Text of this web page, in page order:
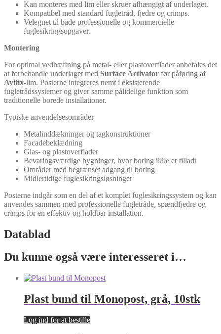
Kan monteres med lim eller skruer afhængigt af underlaget.
Kompatibel med standard fugletråd, fjedre og crimps.
Velegnet til både professionelle og kommercielle
fuglesikringsopgaver.
Montering
For optimal vedhæftning på metal- eller plastoverflader anbefales det
at forbehandle underlaget med Surface Activator før påføring af
Avifix-lim. Posterne integreres nemt i eksisterende
fugletrådssystemer og giver samme pålidelige funktion som
traditionelle borede installationer.
Typiske anvendelsesområder
Metalinddækninger og tagkonstruktioner
Facadebeklædning
Glas- og plastoverflader
Bevaringsværdige bygninger, hvor boring ikke er tilladt
Områder med begrænset adgang til boring
Midlertidige fuglesikringsløsninger
Posterne indgår som en del af et komplet fuglesikringssystem og kan
anvendes sammen med professionelle fugletråde, spændfjedre og
crimps for en effektiv og holdbar installation.
Datablad
Du kunne også være interesseret i…
Plast bund til Monopost, grå, 10stk
Log ind for at bestille